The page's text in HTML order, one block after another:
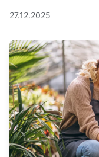
27.12.2025